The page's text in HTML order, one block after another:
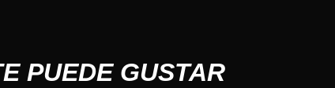
PUEDE GUSTAR